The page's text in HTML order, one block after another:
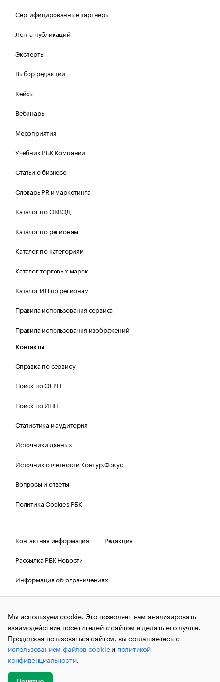
Сертифицированные партнеры
Лента публикаций
Эксперты
Выбор редакции
Кейсы
Вебинары
Мероприятия
Учебник РБК Компании
Статьи о бизнесе
Словарь PR и маркетинга
Каталог по ОКВЭД
Каталог по регионам
Каталог по категориям
Каталог торговых марок
Каталог ИП по регионам
Правила использования сервиса
Правила использования изображений
Контакты
Справка по сервису
Поиск по ОГРН
Поиск по ИНН
Статистика и аудитория
Источники данных
Источник отчетности Контур.Фокус
Вопросы и ответы
Политика Cookies РБК
Контактная информация
Редакция
Рассылка РБК Новости
Информация об ограничениях
Правовая информация
О соблюдении авторских прав
© АО «РОСБИЗНЕСКОНСАЛТИНГ»,1995–2026.Сообщения
и материалы информационного агентства «РБК»
(зарегистрировано Федеральной службой по надзору в сфере
связи, информационных технологий и массовых
коммуникаций (Роскомнадзор) 09.12.2015 за номером ИА
№ФС77-63848) сопровождаются пометкой «РБК». Отдельные
публикации могут содержать информацию,
не предназначенную для пользователей
Мы используем cookie. Это позволяет нам анализировать
взаимодействие посетителей с сайтом и делать его лучше.
Продолжая пользоваться сайтом, вы соглашаетесь с
использованием файлов cookieи политикой
конфиденциальности.